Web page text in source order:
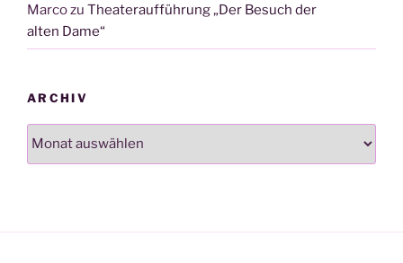
Marcozu Theateraufführung „Der Besuch der
alten Dame“
ARCHIV
Archiv